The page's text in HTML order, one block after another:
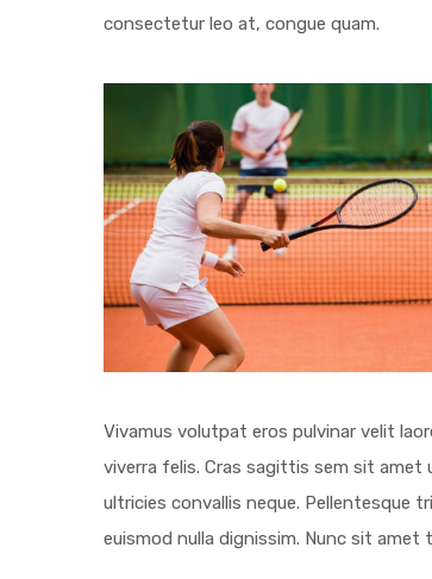
consectetur leo at, congue quam.
Vivamus volutpat eros pulvinar velit
viverra felis. Cras sagittis sem sit amet
ultricies convallis neque. Pellentesque
euismod nulla dignissim. Nunc sit